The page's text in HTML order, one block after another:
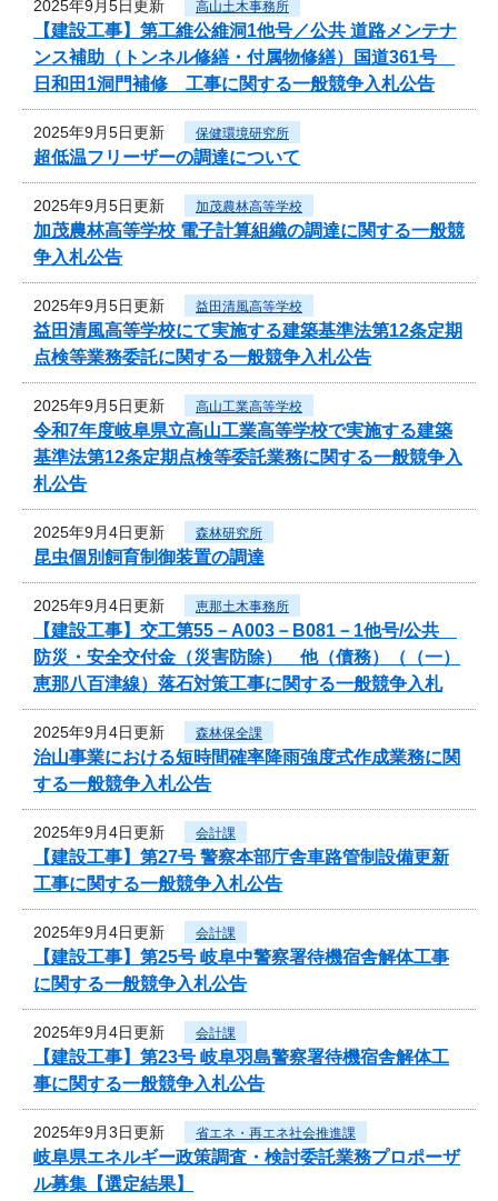
2025年9月5日更新 高山土木事務所
【建設工事】第工維公維洞1他号／公共 道路メンテナ
ンス補助（トンネル修繕・付属物修繕）国道361号
日和田1洞門補修 工事に関する一般競争入札公告
2025年9月5日更新 保健環境研究所
超低温フリーザーの調達について
2025年9月5日更新 加茂農林高等学校
加茂農林高等学校 電子計算組織の調達に関する一般競
争入札公告
2025年9月5日更新 益田清風高等学校
益田清風高等学校にて実施する建築基準法第12条定期
点検等業務委託に関する一般競争入札公告
2025年9月5日更新 高山工業高等学校
令和7年度岐阜県立高山工業高等学校で実施する建築
基準法第12条定期点検等委託業務に関する一般競争入
札公告
2025年9月4日更新 森林研究所
昆虫個別飼育制御装置の調達
2025年9月4日更新 恵那土木事務所
【建設工事】交工第55－A003－B081－1他号/公共
防災・安全交付金（災害防除） 他（債務）（（一）
恵那八百津線）落石対策工事に関する一般競争入札
2025年9月4日更新 森林保全課
治山事業における短時間確率降雨強度式作成業務に関
する一般競争入札公告
2025年9月4日更新 会計課
【建設工事】第27号 警察本部庁舎車路管制設備更新
工事に関する一般競争入札公告
2025年9月4日更新 会計課
【建設工事】第25号 岐阜中警察署待機宿舎解体工事
に関する一般競争入札公告
2025年9月4日更新 会計課
【建設工事】第23号 岐阜羽島警察署待機宿舎解体工
事に関する一般競争入札公告
2025年9月3日更新 省エネ・再エネ社会推進課
岐阜県エネルギー政策調査・検討委託業務プロポーザ
ル募集【選定結果】